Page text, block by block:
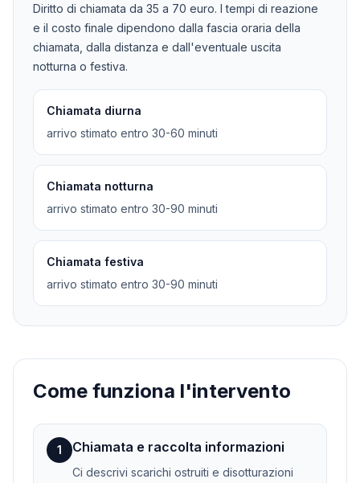
Diritto di chiamata da 35 a 70 euro. I tempi di reazione
e il costo finale dipendono dalla fascia oraria della
chiamata, dalla distanza e dall'eventuale uscita
notturna o festiva.
Chiamata diurna
arrivo stimato entro 30-60 minuti
Chiamata notturna
arrivo stimato entro 30-90 minuti
Chiamata festiva
arrivo stimato entro 30-90 minuti
Come funziona l'intervento
1 Chiamata e raccolta informazioni
Ci descrivi scarichi ostruiti e disotturazioni